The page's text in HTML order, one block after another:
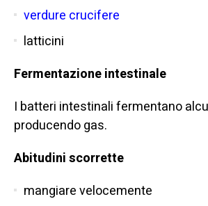
verdure crucifere
latticini
Fermentazione intestinale
I batteri intestinali fermentano
producendo gas.
Abitudini scorrette
mangiare velocemente